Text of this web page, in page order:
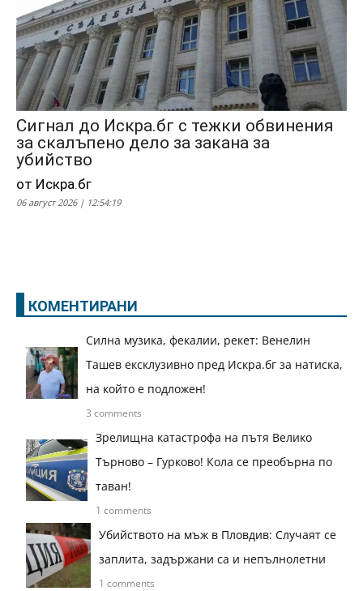
Сигнал до Искра.бг с тежки обвинения
за скалъпено дело за закана за
убийство
от Искра.бг
06 август 2026 | 12:54:19
КОМЕНТИРАНИ
Силна музика, фекалии, рекет: Венелин
Ташев ексклузивно пред Искра.бг за натиска,
на който е подложен!
3 comments
Зрелищна катастрофа на пътя Велико
Търново – Гурково! Кола се преобърна по
таван!
1 comments
Убийството на мъж в Пловдив: Случаят се
заплита, задържани са и непълнолетни
1 comments